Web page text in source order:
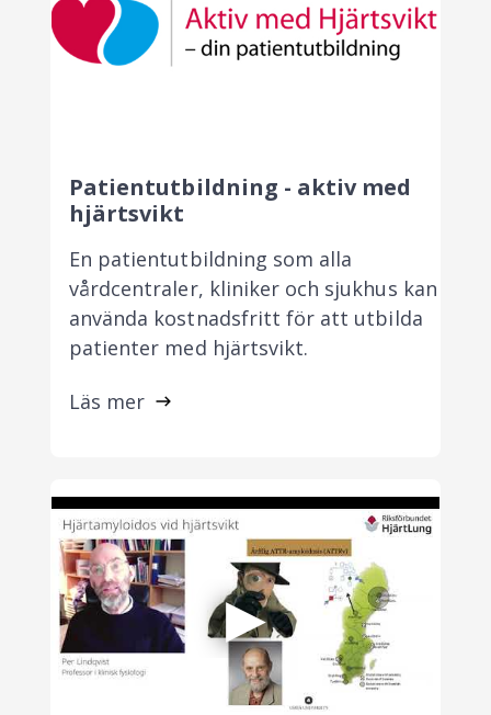
Patientutbildning - aktiv med
hjärtsvikt
En patientutbildning som alla
vårdcentraler, kliniker och sjukhus kan
använda kostnadsfritt för att utbilda
patienter med hjärtsvikt.
Läs mer